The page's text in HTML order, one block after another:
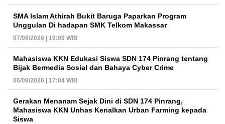
SMA Islam Athirah Bukit Baruga Paparkan Program
Unggulan Di hadapan SMK Telkom Makassar
07/08/2026 | 19:09 WIB
Mahasiswa KKN Edukasi Siswa SDN 174 Pinrang tentang
Bijak Bermedia Sosial dan Bahaya Cyber Crime
06/08/2026 | 17:04 WIB
Gerakan Menanam Sejak Dini di SDN 174 Pinrang,
Mahasiswa KKN Unhas Kenalkan Urban Farming kepada
Siswa